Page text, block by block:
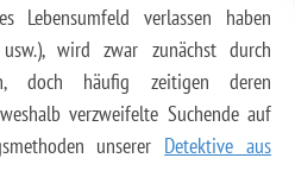
Lebensumfeld verlassen haben
wird zwar zunächst durch
doch häufig zeitigen deren
verzweifelte Suchende auf
unserer Detektive aus